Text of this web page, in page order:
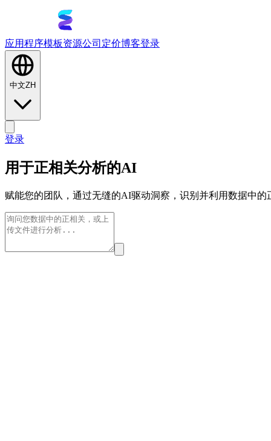
应用程序模板资源公司 定价博客登录
中文ZH
登录
用于正相关分析的AI
赋能您的团队，通过无缝的AI驱动洞察，识别并利用数据中的